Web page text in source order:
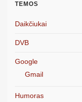
TEMOS
Daikčiukai
DVB
Google
Gmail
Humoras